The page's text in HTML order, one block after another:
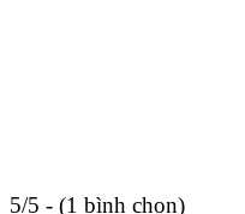
5/5 - (1 bình chọn)